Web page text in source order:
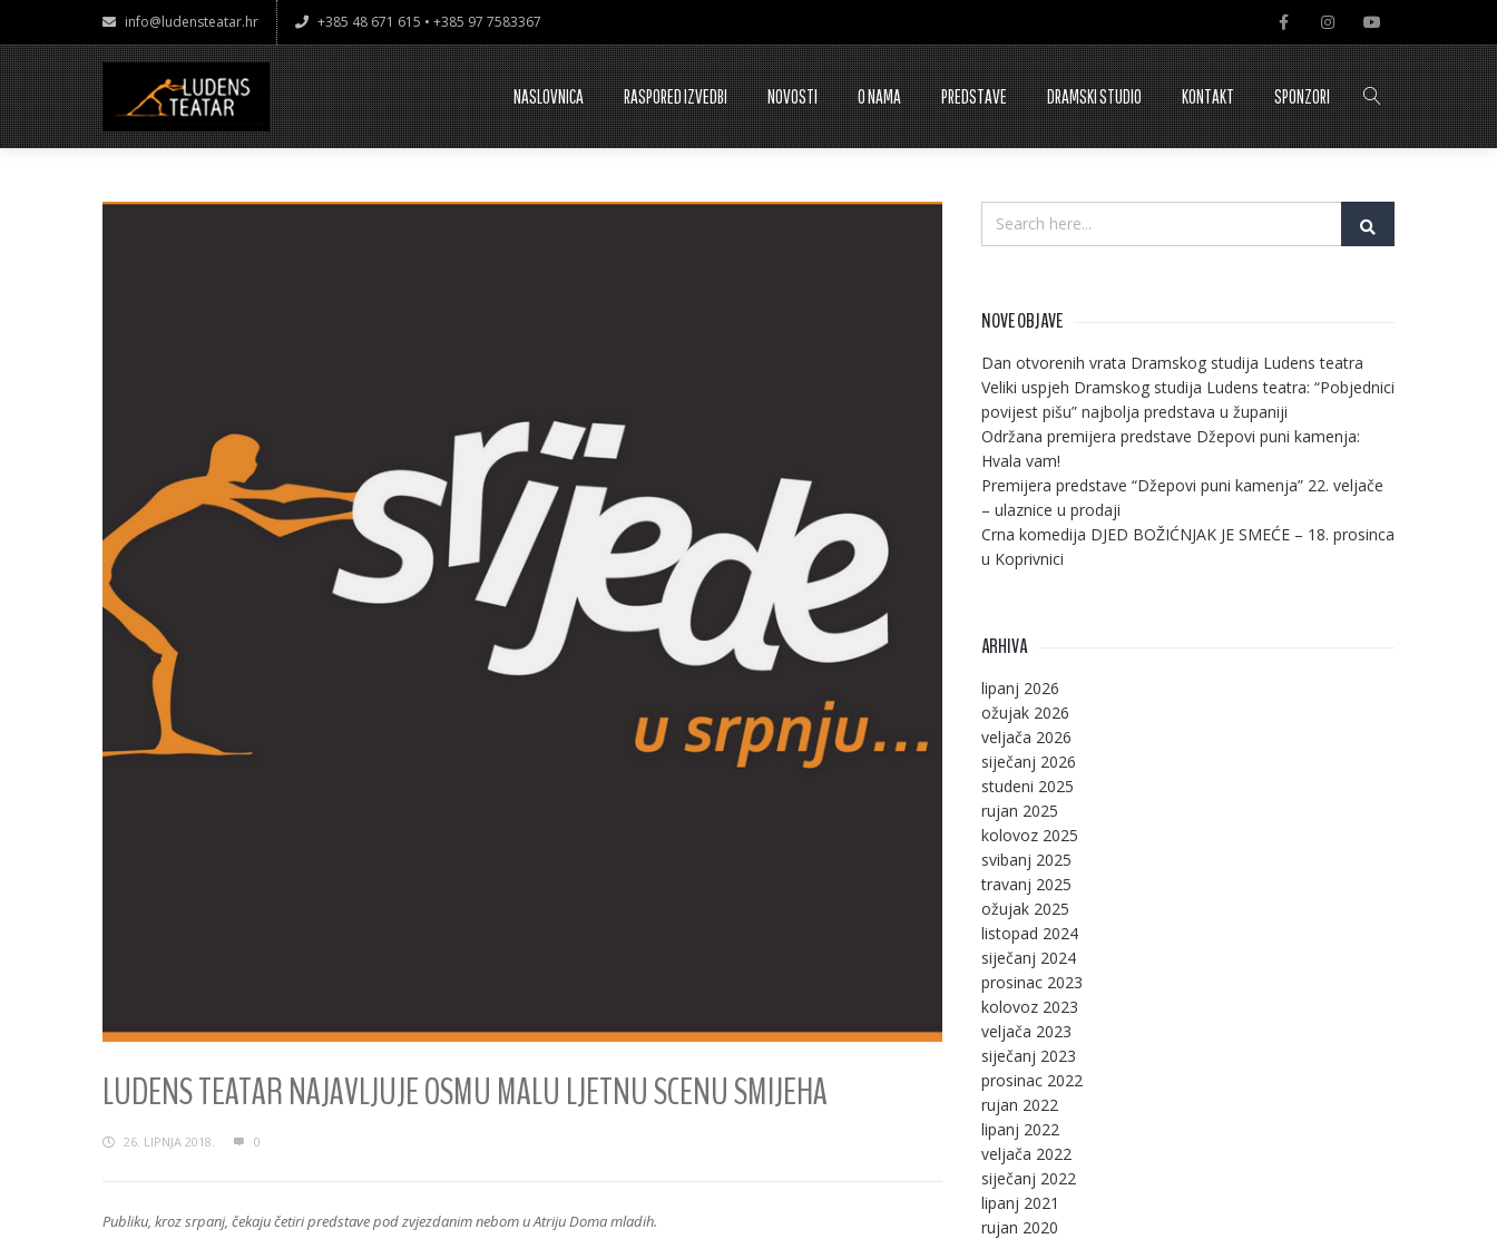
info@ludensteatar.hr +385 48 671 615 • +385 97 7583367
NASLOVNICA RASPORED IZVEDBI NOVOSTI O NAMA PREDSTAVE DRAMSKI STUDIO KONTAKT SPONZORI
LUDENS TEATAR NAJAVLJUJE OSMU MALU LJETNU SCENU SMIJEHA
26. LIPNJA 2018. 0
Publiku, kroz srpanj, čekaju četiri predstave pod zvjezdanim nebom u Atriju Doma mladih.
NOVE OBJAVE
Dan otvorenih vrata Dramskog studija Ludens teatra
Veliki uspjeh Dramskog studija Ludens teatra: “Pobjednici
povijest pišu” najbolja predstava u županiji
Održana premijera predstave Džepovi puni kamenja:
Hvala vam!
Premijera predstave “Džepovi puni kamenja” 22. veljače
– ulaznice u prodaji
Crna komedija DJED BOŽIĆNJAK JE SMEĆE – 18. prosinca
u Koprivnici
ARHIVA
lipanj 2026
ožujak 2026
veljača 2026
siječanj 2026
studeni 2025
rujan 2025
kolovoz 2025
svibanj 2025
travanj 2025
ožujak 2025
listopad 2024
siječanj 2024
prosinac 2023
kolovoz 2023
veljača 2023
siječanj 2023
prosinac 2022
rujan 2022
lipanj 2022
veljača 2022
siječanj 2022
lipanj 2021
rujan 2020